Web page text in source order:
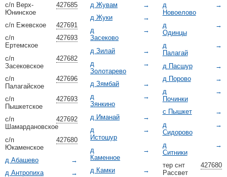
427685
с/п Верх-
Юнинское
427691
с/п Ежевское
427693
с/п
Ертемское
427682
с/п
Засековское
427696
с/п
Палагайское
427693
с/п
Пышкетское
427692
с/п
Шамардановское
427680
с/п
Юкаменское
→
д Абашево
→
д Антропиха
→
д Жувам
→
д Жуки
→
д
Засеково
→
д Зилай
→
д
Золотарево
→
д Зямбай
→
д
Зянкино
→
д Иманай
→
д
Истошур
→
д
Каменное
→
д Камки
→
д
Новоелово
→
д
Одинцы
→
д
Палагай
→
д Пасшур
→
д Порово
→
д
Починки
→
с Пышкет
→
д
Сидорово
→
д
Ситники
427680
тер снт
Рассвет